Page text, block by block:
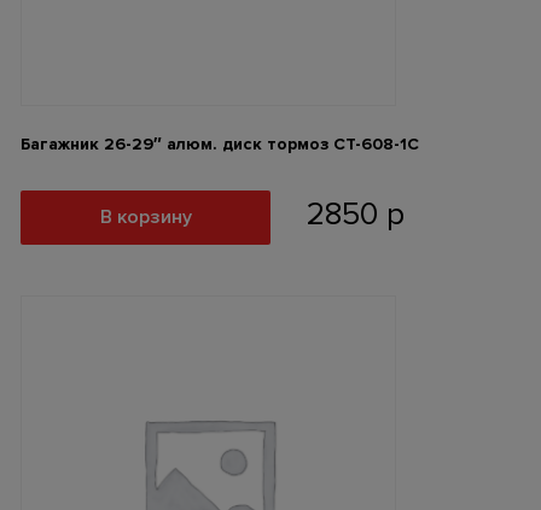
Багажник 26-29″ алюм. диск тормоз СТ-608-1С
2850 р
В корзину